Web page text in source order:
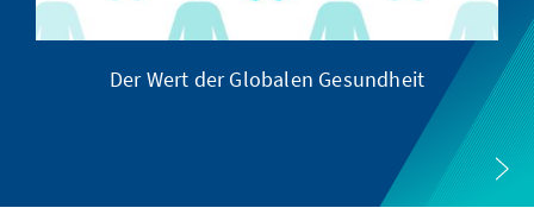
Der Wert der Globalen Gesundheit